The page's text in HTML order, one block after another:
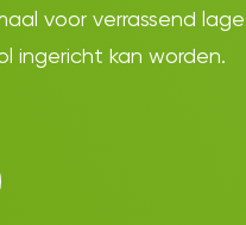
voor verrassend
ingericht kan worden.